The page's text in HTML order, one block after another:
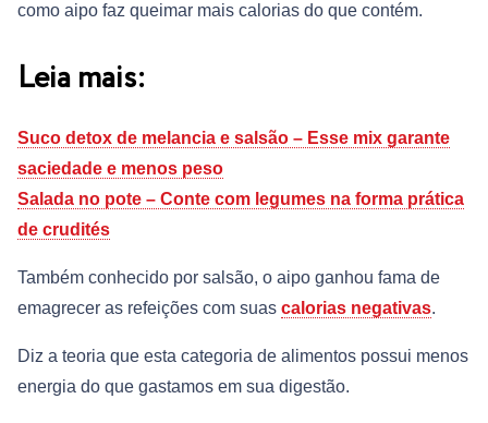
como aipo faz queimar mais calorias do que contém.
Leia mais:
Suco detox de melancia e salsão – Esse mix garante
saciedade e menos peso
Salada no pote – Conte com legumes na forma prática
de crudités
Também conhecido por salsão, o aipo ganhou fama de
emagrecer as refeições com suas calorias negativas.
Diz a teoria que esta categoria de alimentos possui menos
energia do que gastamos em sua digestão.